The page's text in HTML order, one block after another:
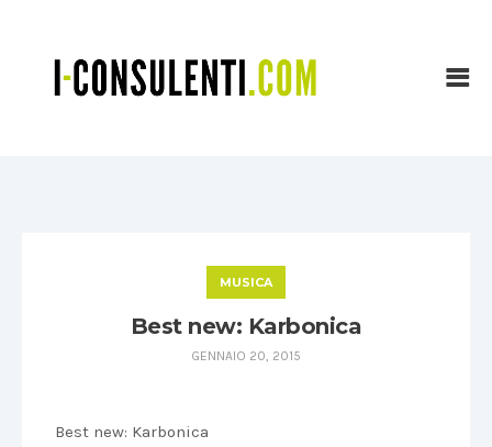
MUSICA
Best new: Karbonica
GENNAIO 20, 2015
Best new: Karbonica